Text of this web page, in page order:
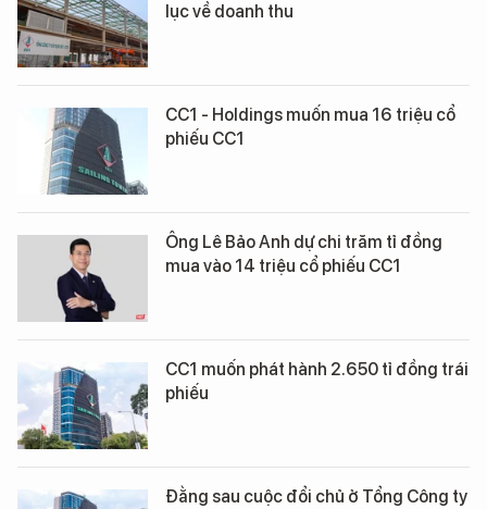
lục về doanh thu
CC1 - Holdings muốn mua 16 triệu cổ
phiếu CC1
Ông Lê Bảo Anh dự chi trăm tỉ đồng
mua vào 14 triệu cổ phiếu CC1
CC1 muốn phát hành 2.650 tỉ đồng trái
phiếu
Đằng sau cuộc đổi chủ ở Tổng Công ty